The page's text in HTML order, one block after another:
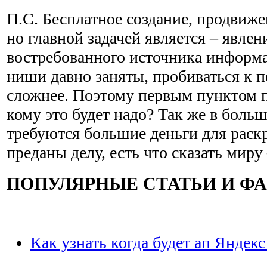
П.С. Бесплатное создание,
но главной задачей является –
востребованного источника
ниши давно заняты, пробиваться к
сложнее. Поэтому первым пунктом
кому это будет надо? Так же в
требуются большие деньги для
преданы делу, есть что сказать
ПОПУЛЯРНЫЕ СТАТЬИ И
Как узнать когда будет ап